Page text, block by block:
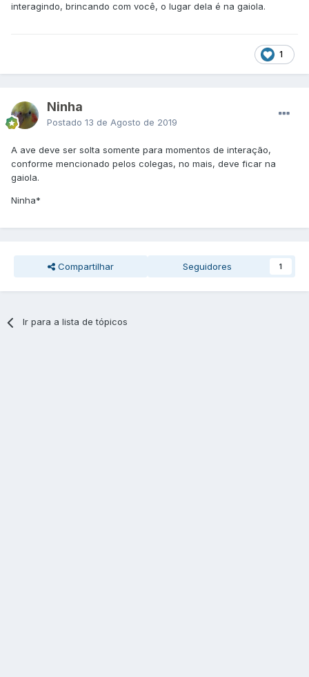
interagindo, brincando com você, o lugar dela é na gaiola.
1
Ninha
Postado 13 de Agosto de 2019
A ave deve ser solta somente para momentos de interação,
conforme mencionado pelos colegas, no mais, deve ficar na
gaiola.
Ninha*
Compartilhar Seguidores 1
Ir para a lista de tópicos